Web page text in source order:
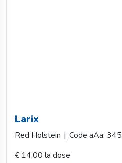
Larix
Red Holstein | Code aAa: 345
€ 14,00 la dose